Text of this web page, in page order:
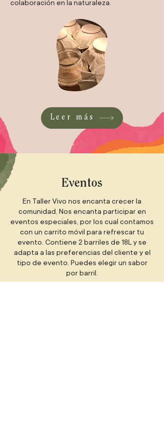
colaboración en la naturaleza.
Leer más
Eventos
En Taller Vivo nos encanta crecer la
comunidad. Nos encanta participar en
eventos especiales, por los cual contamos
con un carrito móvil para refrescar tu
evento. Contiene 2 barriles de 18L y se
adapta a las preferencias del cliente y el
tipo de evento. Puedes elegir un sabor
por barril.